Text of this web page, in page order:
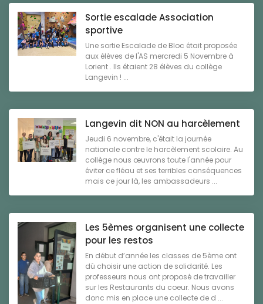
Sortie escalade Association
sportive
Une sortie Escalade de Bloc était proposée
aux élèves de l'AS mercredi 5 Novembre à
Lorient . Ils étaient 28 élèves du collège
Langevin ! ...
Langevin dit NON au harcèlement
Jeudi 6 novembre, c'était la journée
nationale contre le harcèlement scolaire. Au
collège nous œuvrons toute l'année pour
éviter ce fléau et ses terribles conséquences
mais ce jour là, les ambassadeurs ...
Les 5èmes organisent une collecte
pour les restos
En début d’année les classes de 5ème ont
dû choisir une action de solidarité. Les
professeurs nous ont proposé de travailler
sur les Restaurants du coeur. Nous avons
donc mis en place une collecte de d ...